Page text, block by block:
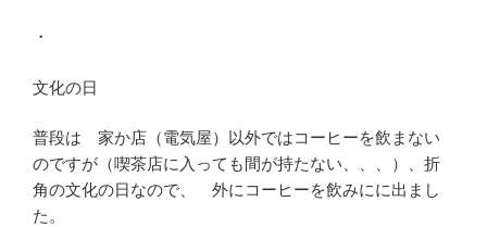
・
文化の日
普段は 家か店（電気屋）以外ではコーヒーを飲まない
のですが（喫茶店に入っても間が持たない、、、）、折
角の文化の日なので、 外にコーヒーを飲みにに出まし
た。